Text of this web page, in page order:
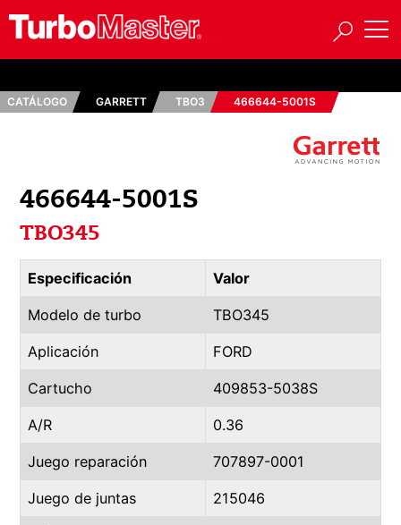
CATÁLOGO GARRETT TBO3 466644-5001S
466644-5001S
TBO345
Especificación Valor
Modelo de turbo TBO345
Aplicación FORD
Cartucho 409853-5038S
A/R 0.36
Juego reparación 707897-0001
Juego de juntas 215046